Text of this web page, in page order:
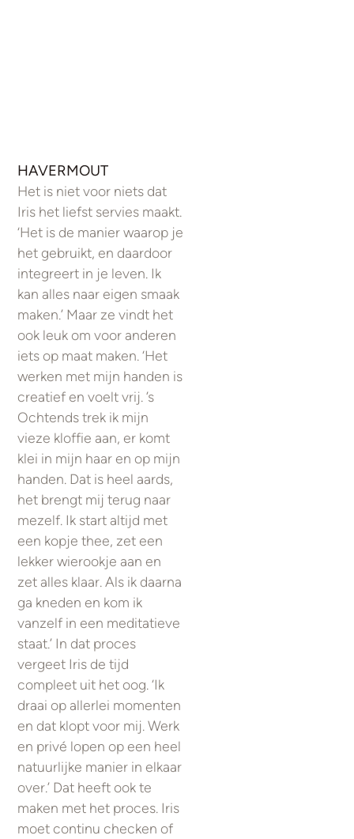
HAVERMOUT
Het is niet voor niets dat
Iris het liefst servies maakt.
‘Het is de manier waarop je
het gebruikt, en daardoor
integreert in je leven. Ik
kan alles naar eigen smaak
maken.’ Maar ze vindt het
ook leuk om voor anderen
iets op maat maken. ‘Het
werken met mijn handen is
creatief en voelt vrij. ’s
Ochtends trek ik mijn
vieze kloffie aan, er komt
klei in mijn haar en op mijn
handen. Dat is heel aards,
het brengt mij terug naar
mezelf. Ik start altijd met
een kopje thee, zet een
lekker wierookje aan en
zet alles klaar. Als ik daarna
ga kneden en kom ik
vanzelf in een meditatieve
staat.’ In dat proces
vergeet Iris de tijd
compleet uit het oog. ‘Ik
draai op allerlei momenten
en dat klopt voor mij. Werk
en privé lopen op een heel
natuurlijke manier in elkaar
over.’ Dat heeft ook te
maken met het proces. Iris
moet continu checken of